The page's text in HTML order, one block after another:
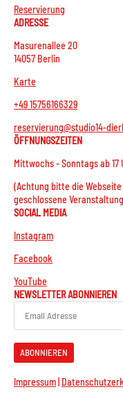
Reservierung
ADRESSE
Masurenallee 20
14057 Berlin
Karte
+49 15756166329
reservierung@studio14-
ÖFFNUNGSZEITEN
Mittwochs - Sonntags ab 17
(Achtung bitte die
geschlossene
SOCIAL MEDIA
Instagram
Facebook
YouTube
NEWSLETTER ABONNIEREN
ABONNIEREN
Impressum